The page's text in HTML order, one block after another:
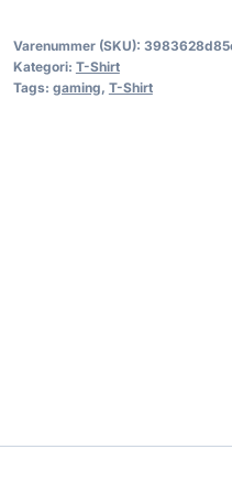
Varenummer (SKU):
Kategori: T-Shirt
Tags: gaming, T-Shirt